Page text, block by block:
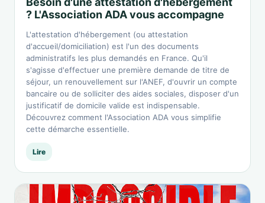
? L'Association ADA vous accompagne
L'attestation d'hébergement (ou attestation
d'accueil/domiciliation) est l'un des documents
administratifs les plus demandés en France. Qu'il
s'agisse d'effectuer une première demande de titre de
séjour, un renouvellement sur l'ANEF, d'ouvrir un compte
bancaire ou de solliciter des aides sociales, disposer d'un
justificatif de domicile valide est indispensable.
Découvrez comment l'Association ADA vous simplifie
cette démarche essentielle.
Lire